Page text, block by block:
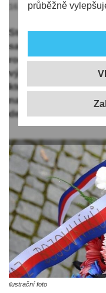
průběžně
16.10.2019 | 16:17
Sto let uplynulo v
samostatného
roce si naše
výročí, a to třicet let
kterém se naše
nadvlády a
demokracie.
ilustrační foto